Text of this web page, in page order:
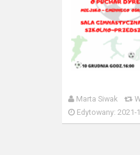
Marta Siwak
Edytowany: 2021-